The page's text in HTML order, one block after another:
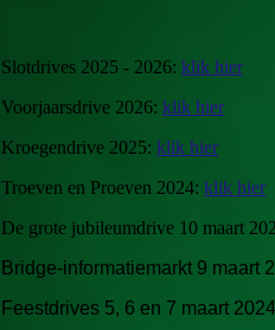
Slotdrives 2025 - 2026: klik hier
Voorjaarsdrive 2026: klik hier
Kroegendrive 2025: klik hier
Troeven en Proeven 2024: klik hier
De grote jubileumdrive 10 maart
Bridge-informatiemarkt 9 maart
Feestdrives 5, 6 en 7 maart